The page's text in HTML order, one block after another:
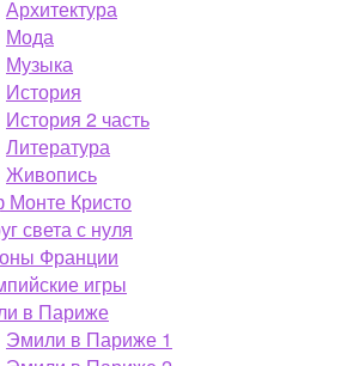
Архитектура
Мода
Музыка
История
История 2 часть
Литература
Живопись
Монте Кристо
света с нуля
Франции
игры
в Париже
Эмили в Париже 1